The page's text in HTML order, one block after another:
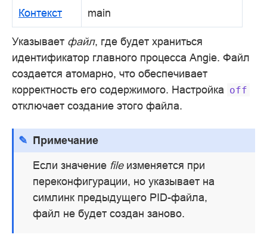
Контекст main
Указывает файл, где будет храниться
идентификатор главного процесса Angie. Файл
создается атомарно, что обеспечивает
корректность его содержимого. Настройка off
отключает создание этого файла.
Примечание
Если значение fileизменяется при
переконфигурации, но указывает на
симлинк предыдущего PID-файла,
файл не будет создан заново.